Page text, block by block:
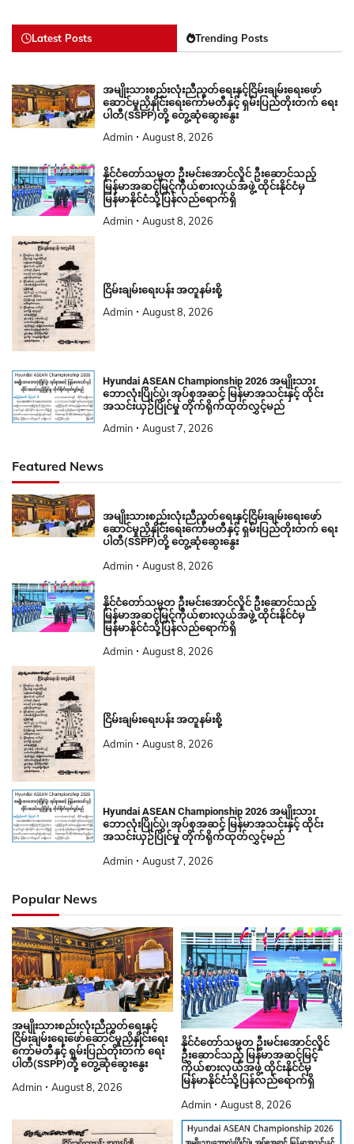
Latest Posts Trending Posts
အမျိုးသားစည်းလုံးညီညွတ်ရေးနှင့်ငြိမ်းချမ်းရေးဖော်
ဆောင်မှုညှိနှိုင်းရေးကော်မတီနှင့် ရှမ်းပြည်တိုးတက် ရေး
ပါတီ(SSPP)တို့ တွေ့ဆုံဆွေးနွေး
Admin August 8, 2026
နိုင်ငံတော်သမ္မတ ဦးမင်းအောင်လှိုင် ဦးဆောင်သည့်
မြန်မာအဆင့်မြင့်ကိုယ်စားလှယ်အဖွဲ့ ထိုင်းနိုင်ငံမှ
မြန်မာနိုင်ငံသို့ပြန်လည်ရောက်ရှိ
Admin August 8, 2026
ငြိမ်းချမ်းရေးပန်း အတူနမ်းစို့
Admin August 8, 2026
Hyundai ASEAN Championship 2026 အမျိုးသား
ဘောလုံးပြိုင်ပွဲ၊ အုပ်စုအဆင့် မြန်မာအသင်းနှင့် ထိုင်း
အသင်းယှဉ်ပြိုင်မှု တိုက်ရိုက်ထုတ်လွှင့်မည်
Admin August 7, 2026
Featured News
အမျိုးသားစည်းလုံးညီညွတ်ရေးနှင့်ငြိမ်းချမ်းရေးဖော်
ဆောင်မှုညှိနှိုင်းရေးကော်မတီနှင့် ရှမ်းပြည်တိုးတက် ရေး
ပါတီ(SSPP)တို့ တွေ့ဆုံဆွေးနွေး
Admin August 8, 2026
နိုင်ငံတော်သမ္မတ ဦးမင်းအောင်လှိုင် ဦးဆောင်သည့်
မြန်မာအဆင့်မြင့်ကိုယ်စားလှယ်အဖွဲ့ ထိုင်းနိုင်ငံမှ
မြန်မာနိုင်ငံသို့ပြန်လည်ရောက်ရှိ
Admin August 8, 2026
ငြိမ်းချမ်းရေးပန်း အတူနမ်းစို့
Admin August 8, 2026
Hyundai ASEAN Championship 2026 အမျိုးသား
ဘောလုံးပြိုင်ပွဲ၊ အုပ်စုအဆင့် မြန်မာအသင်းနှင့် ထိုင်း
အသင်းယှဉ်ပြိုင်မှု တိုက်ရိုက်ထုတ်လွှင့်မည်
Admin August 7, 2026
Popular News
အမျိုးသားစည်းလုံးညီညွတ်ရေးနှင့်
ငြိမ်းချမ်းရေးဖော်ဆောင်မှုညှိနှိုင်းရေး
ကော်မတီနှင့် ရှမ်းပြည်တိုးတက် ရေး
ပါတီ(SSPP)တို့ တွေ့ဆုံဆွေးနွေး
Admin August 8, 2026
နိုင်ငံတော်သမ္မတ ဦးမင်းအောင်လှိုင်
ဦးဆောင်သည့် မြန်မာအဆင့်မြင့်
ကိုယ်စားလှယ်အဖွဲ့ ထိုင်းနိုင်ငံမှ
မြန်မာနိုင်ငံသို့ပြန်လည်ရောက်ရှိ
Admin August 8, 2026